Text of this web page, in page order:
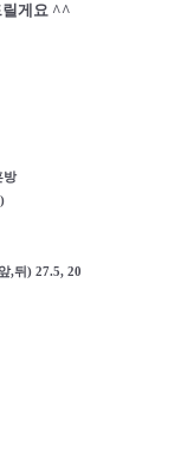
릴게요 ^^
방
,뒤) 27.5, 20